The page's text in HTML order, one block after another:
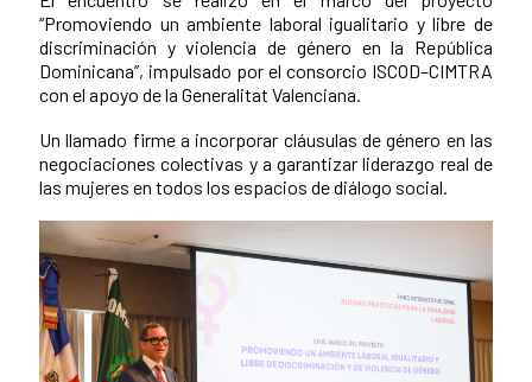
“Promoviendo un ambiente laboral igualitario y libre de
discriminación y violencia de género en la República
Dominicana”, impulsado por el consorcio ISCOD–CIMTRA
con el apoyo de la Generalitat Valenciana.
Un llamado firme a incorporar cláusulas de género en las
negociaciones colectivas y a garantizar liderazgo real de
las mujeres en todos los espacios de diálogo social.